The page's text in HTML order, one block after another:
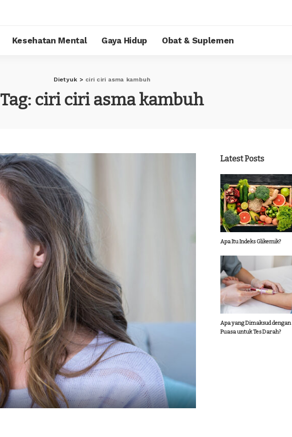
Kesehatan Mental Gaya Hidup Obat & Suplemen
Dietyuk > ciri ciri asma kambuh
Tag: ciri ciri asma kambuh
Latest Posts
Apa Itu Indeks Glikemik?
Apa yang Dimaksud dengan
Puasa untuk Tes Darah?